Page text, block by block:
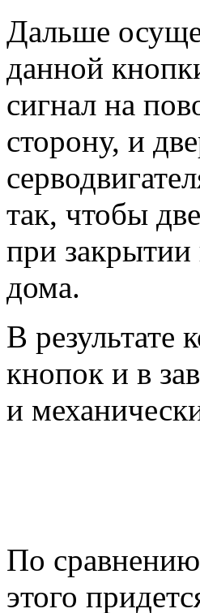
Дальше
данной
сигнал на
сторону, и
так, чтобы
при закрытии
дома.
В результате
кнопок и в
и
По
этого